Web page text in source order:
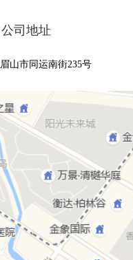
公司地址
眉山市同运南街235号